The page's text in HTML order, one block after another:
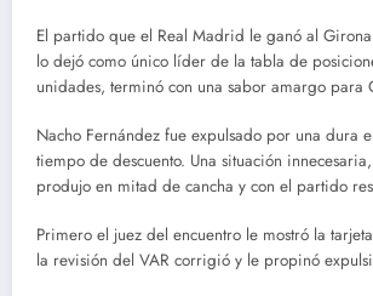
El partido que el Real Madrid le ganó al
lo dejó como único líder de la tabla de
unidades, terminó con una sabor amargo para
Nacho Fernández fue expulsado por una dura
tiempo de descuento. Una situación
produjo en mitad de cancha y con el partido
Primero el juez del encuentro le mostró la
la revisión del VAR corrigió y le propinó